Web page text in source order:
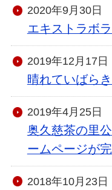
2020年9月30日
エキストラボ
2019年12月17日
晴れていばら
2019年4月25日
奥久慈茶の里
ームページが
2018年10月23日